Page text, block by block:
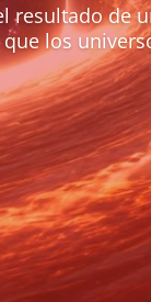
resultado de
los